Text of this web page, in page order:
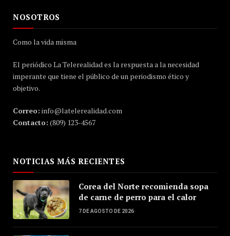
NOSOTROS
Como la vida misma
El periódico La Telerealidad es la respuesta a la necesidad
imperante que tiene el público de un periodismo ético y
objetivo.
Correo: info@latelerealidad.com
Contacto: (809) 123-4567
NOTICIAS MÁS RECIENTES
Corea del Norte recomienda sopa
de carne de perro para el calor
7 DE AGOSTO DE 2026